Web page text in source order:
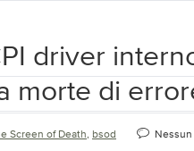
driver
morte di
Screen of Death, bsod